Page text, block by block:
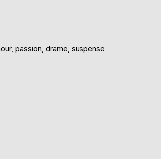
passion, drame, suspense